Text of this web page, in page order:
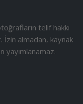
telif hakkı
İzin almadan, kaynak
yayımlanamaz.